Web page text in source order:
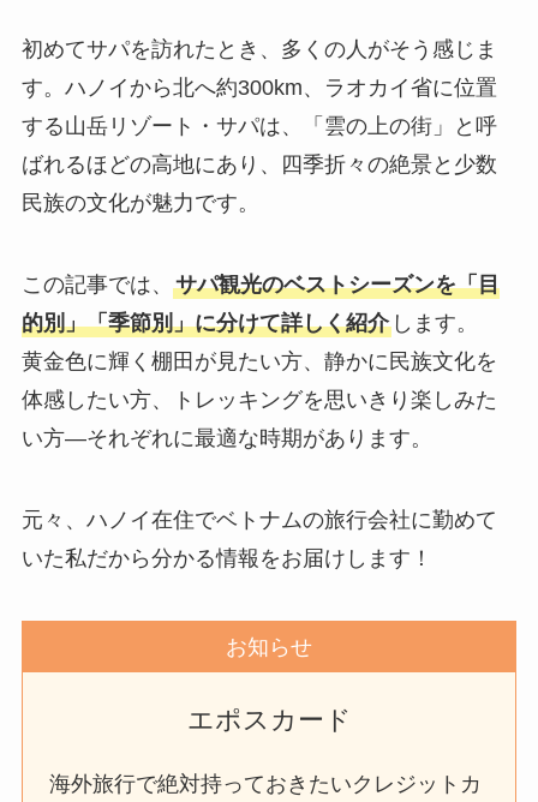
初めてサパを訪れたとき、多くの人がそう感じま
す。ハノイから北へ約300km、ラオカイ省に位置
する山岳リゾート・サパは、「雲の上の街」と呼
ばれるほどの高地にあり、四季折々の絶景と少数
民族の文化が魅力です。
この記事では、 サパ観光のベストシーズンを「目
的別」「季節別」に分けて詳しく紹介します。
黄金色に輝く棚田が見たい方、静かに民族文化を
体感したい方、トレッキングを思いきり楽しみた
い方—それぞれに最適な時期があります。
元々、ハノイ在住でベトナムの旅行会社に勤めて
いた私だから分かる情報をお届けします！
お知らせ
エポスカード
海外旅行で絶対持っておきたいクレジットカ